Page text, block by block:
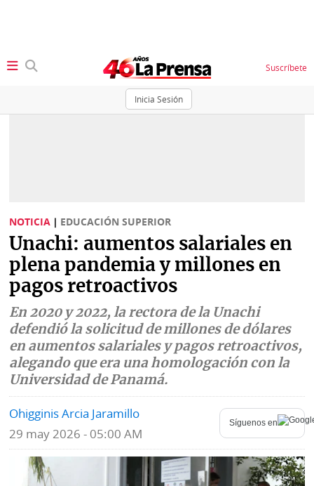
Inicia Sesión
Suscríbete
Sociedad
Judiciales
Política
Economía
Mundo
Deportes
Ponle
la
K
Vivir+
Opinión
Blogs
Fotografías
Videos
Fe
de
erratas
NOTICIA | EDUCACIÓN SUPERIOR
Unachi: aumentos salariales en
plena pandemia y millones en
pagos retroactivos
En 2020 y 2022, la rectora de la Unachi
defendió la solicitud de millones de dólares
en aumentos salariales y pagos retroactivos,
alegando que era una homologación con la
Universidad de Panamá.
Ohigginis Arcia Jaramillo
29 may 2026 - 05:00 AM
Síguenos en